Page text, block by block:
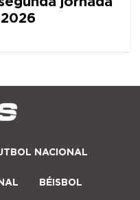
NACIONAL
BÉISBOL